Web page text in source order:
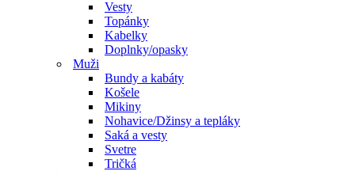
Vesty
Topánky
Kabelky
Doplnky/opasky
Muži
Bundy a kabáty
Košele
Mikiny
Nohavice/Džinsy a tepláky
Saká a vesty
Svetre
Tričká